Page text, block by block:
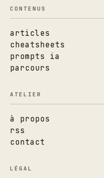
CONTENUS
articles
cheatsheets
prompts ia
parcours
ATELIER
à propos
rss
contact
LÉGAL